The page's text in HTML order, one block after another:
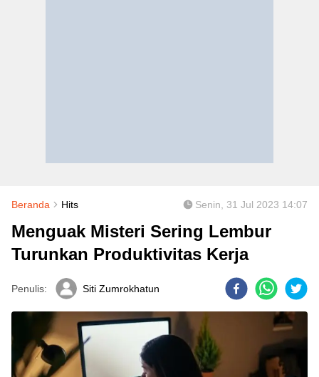
Beranda Hits Senin, 31 Jul 2023 14:07
Menguak Misteri Sering Lembur
Turunkan Produktivitas Kerja
Penulis: Siti Zumrokhatun